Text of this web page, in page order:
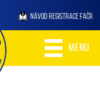
NÁVOD REGISTRACE FAČR
MENU